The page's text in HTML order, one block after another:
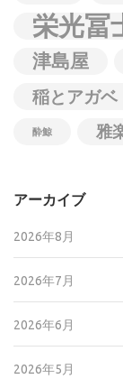
栄光冨
津島屋
稲とアガベ
酔鯨 雅
アーカイブ
2026年8月
2026年7月
2026年6月
2026年5月